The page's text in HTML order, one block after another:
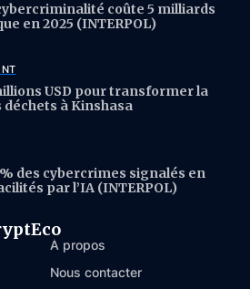
coûte 5 milliards
en 2025 (INTERPOL)
USD pour transformer la
déchets à Kinshasa
des cybercrimes signalés en
par l’IA (INTERPOL)
À propos
Nous contacter